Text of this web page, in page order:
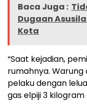
Baca Juga :
Dugaan
Kota
“Saat kejadian,
rumahnya. Warung
pelaku dengan
gas elpiji 3